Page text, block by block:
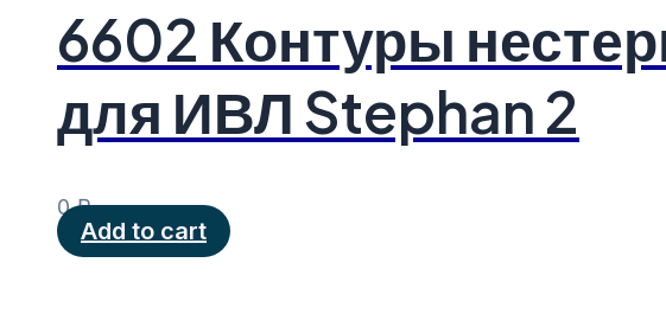
6602 Контуры
для ИВЛ Stephan 2
0₽
Add to cart